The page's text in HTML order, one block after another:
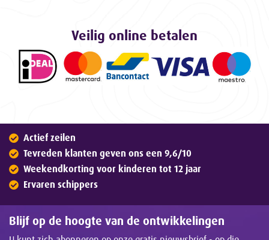
Veilig online betalen
Actief zeilen
Tevreden klanten geven ons een 9,6/10
Weekendkorting voor kinderen tot 12 jaar
Ervaren schippers
Blijf op de hoogte van de ontwikkelingen